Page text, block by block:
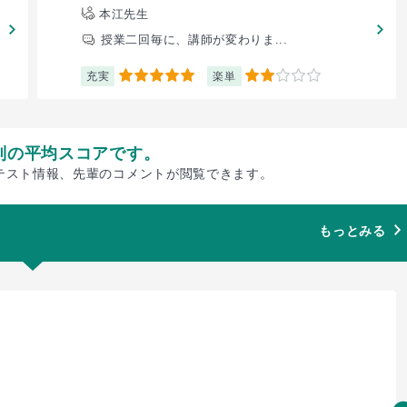
本江先生
授業二回毎に、講師が変わりま...
充実 5 楽単 2
平均スコアです。
ト情報、先輩のコメントが閲覧できます。
もっとみる